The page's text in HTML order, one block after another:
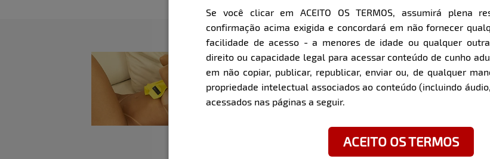
Se você clicar em ACEITO OS TERMOS, assumirá plena
confirmação acima exigida e concordará em não fornecer
facilidade de acesso - a menores de idade ou qualquer
direito ou capacidade legal para acessar conteúdo de cunho
em não copiar, publicar, republicar, enviar ou, de qualquer
propriedade intelectual associados ao conteúdo (incluindo
acessados nas páginas a seguir.
ACEITO OS TERMOS